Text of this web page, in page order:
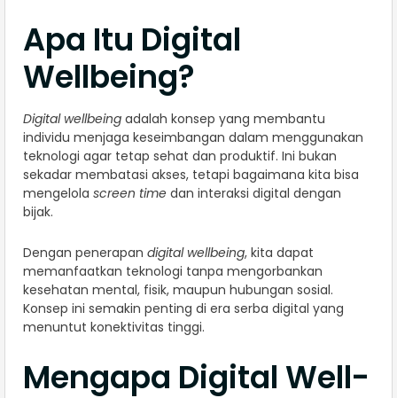
Apa Itu Digital
Wellbeing?
Digital wellbeing adalah konsep yang membantu
individu menjaga keseimbangan dalam menggunakan
teknologi agar tetap sehat dan produktif. Ini bukan
sekadar membatasi akses, tetapi bagaimana kita bisa
mengelola screen time dan interaksi digital dengan
bijak.
Dengan penerapan digital wellbeing, kita dapat
memanfaatkan teknologi tanpa mengorbankan
kesehatan mental, fisik, maupun hubungan sosial.
Konsep ini semakin penting di era serba digital yang
menuntut konektivitas tinggi.
Mengapa Digital Well-